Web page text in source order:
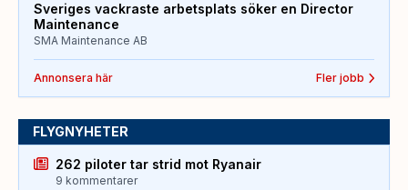
Sveriges vackraste arbetsplats söker en Director
Maintenance
SMA Maintenance AB
Annonsera här Fler jobb
FLYGNYHETER
262 piloter tar strid mot Ryanair
9 kommentarer